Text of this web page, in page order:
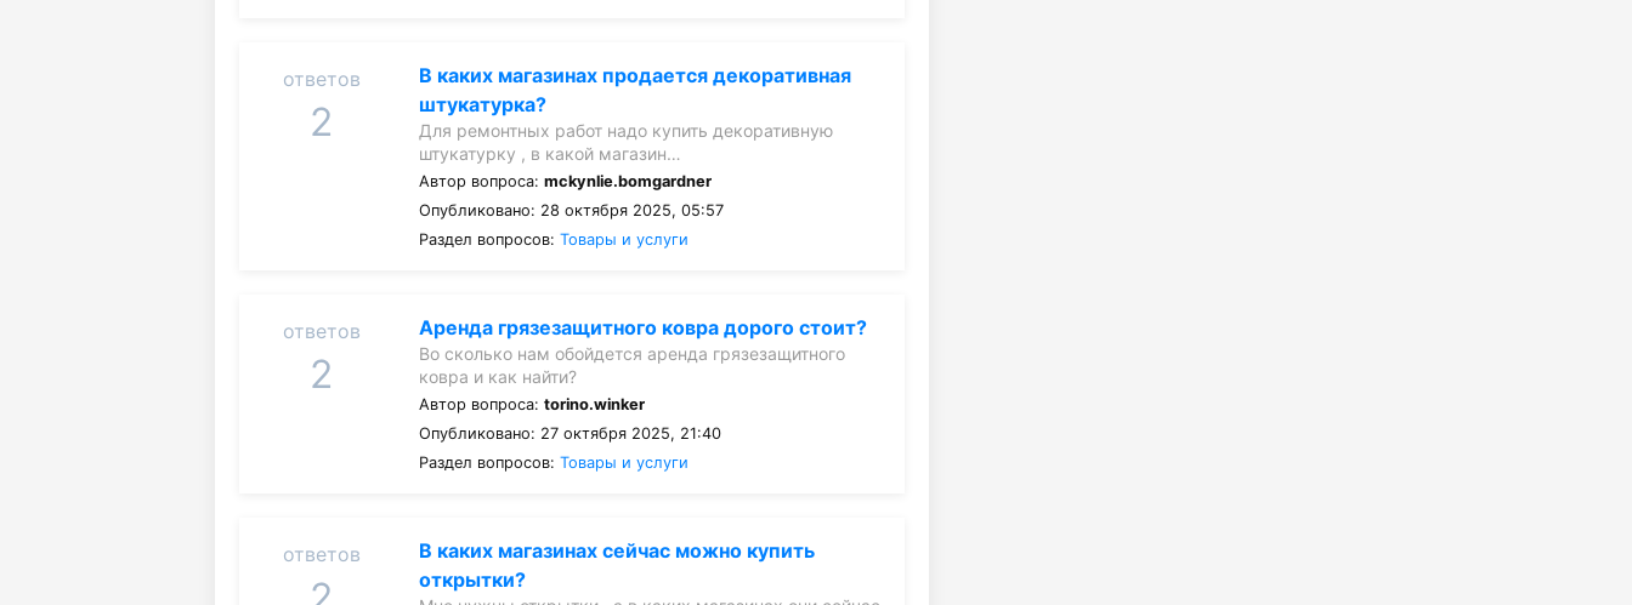
ответов
2
В каких магазинах продается декоративная
штукатурка?
Для ремонтных работ надо купить декоративную
штукатурку , в какой магазин…
Автор вопроса:mckynlie.bomgardner
Опубликовано: 28 октября 2025, 05:57
Раздел вопросов:Товары и услуги
ответов
2
Аренда грязезащитного ковра дорого стоит?
Во сколько нам обойдется аренда грязезащитного
ковра и как найти?
Автор вопроса:torino.winker
Опубликовано: 27 октября 2025, 21:40
Раздел вопросов:Товары и услуги
ответов
В каких магазинах сейчас можно купить
открытки?